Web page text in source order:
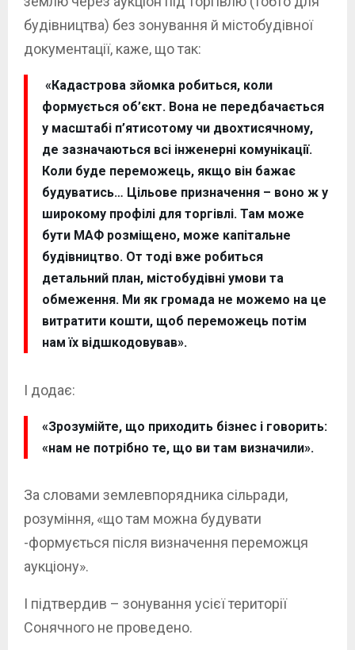
будівництва) без зонування й містобудівної
документації, каже, що так:
«Кадастрова зйомка робиться, коли
формується об’єкт. Вона не передбачається
у масштабі п’ятисотому чи двохтисячному,
де зазначаються всі інженерні комунікації.
Коли буде переможець, якщо він бажає
будуватись… Цільове призначення – воно ж у
широкому профілі для торгівлі. Там може
бути МАФ розміщено, може капітальне
будівництво. От тоді вже робиться
детальний план, містобудівні умови та
обмеження. Ми як громада не можемо на це
витратити кошти, щоб переможець потім
нам їх відшкодовував».
І додає:
«Зрозумійте, що приходить бізнес і говорить:
«нам не потрібно те, що ви там визначили».
За словами землевпорядника сільради,
розуміння, «що там можна будувати
-формується після визначення переможця
аукціону».
І підтвердив – зонування усієї території
Сонячного не проведено.